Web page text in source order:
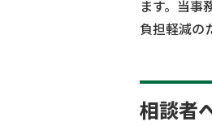
ます。当事
負担軽減の
相談者